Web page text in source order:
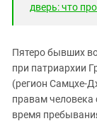
дверь: что
Пятеро бывших
при патриархии
(регион Самцхе-
правам человека
время